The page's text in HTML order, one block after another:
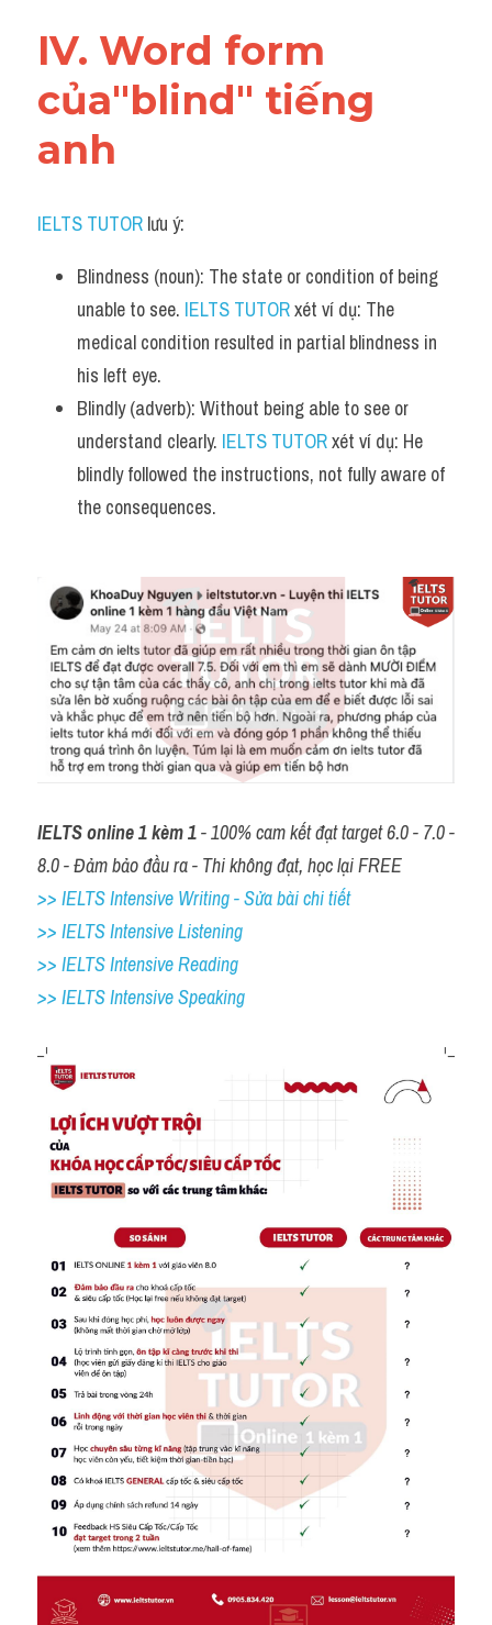
IV. Word form
của"blind" tiếng
anh
IELTS TUTOR lưu ý:
Blindness (noun): The state or condition of being
unable to see. IELTS TUTOR xét ví dụ: The
medical condition resulted in partial blindness in
his left eye.
Blindly (adverb): Without being able to see or
understand clearly. IELTS TUTOR xét ví dụ: He
blindly followed the instructions, not fully aware of
the consequences.
IELTS online 1 kèm 1 - 100% cam kết đạt target 6.0 - 7.0 -
8.0 - Đảm bảo đầu ra - Thi không đạt, học lại FREE
>> IELTS Intensive Writing - Sửa bài chi tiết
>> IELTS Intensive Listening
>> IELTS Intensive Reading
>> IELTS Intensive Speaking